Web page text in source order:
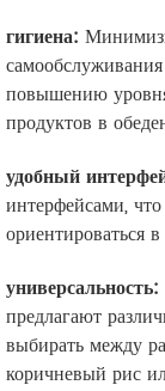
гигиена:
повышению
продуктов в
удобный
интерфейсами,
ориентироваться
универсальность:
предлагают
выбирать между
коричневый рис